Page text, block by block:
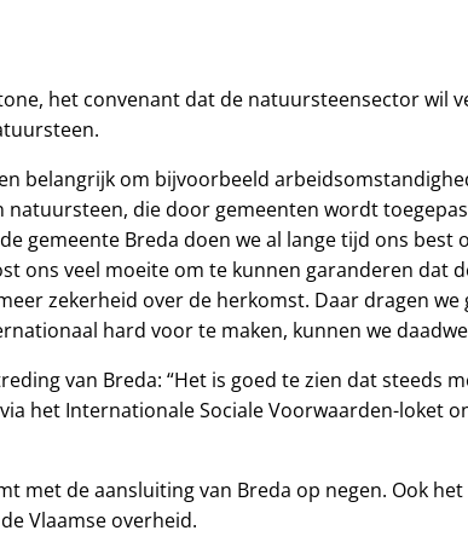
het convenant dat de natuursteensector wil
belangrijk om bijvoorbeeld
natuursteen, die door gemeenten wordt
gemeente Breda doen we al lange tijd ons
ons veel moeite om te kunnen garanderen dat
zekerheid over de herkomst. Daar dragen
hard voor te maken, kunnen we
van Breda: “Het is goed te zien dat steeds
het Internationale Sociale Voorwaarden-
met de aansluiting van Breda op negen. Ook
Vlaamse overheid.